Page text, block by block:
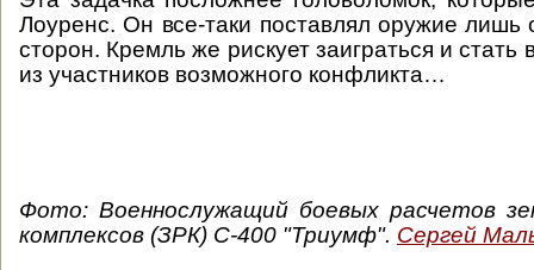
Лоуренс. Он все-таки поставлял оружие
сторон. Кремль же рискует заиграться и стать
из участников возможного конфликта…
Фото: Военнослужащий боевых расчетов
комплексов (ЗРК) С-400 "Триумф". Сергей